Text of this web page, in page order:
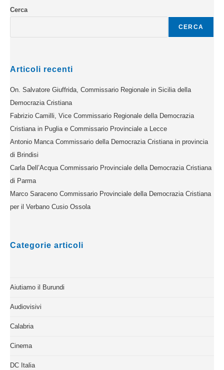
Cerca
CERCA
Articoli recenti
On. Salvatore Giuffrida, Commissario Regionale in Sicilia della
Democrazia Cristiana
Fabrizio Camilli, Vice Commissario Regionale della Democrazia
Cristiana in Puglia e Commissario Provinciale a Lecce
Antonio Manca Commissario della Democrazia Cristiana in provincia
di Brindisi
Carla Dell’Acqua Commissario Provinciale della Democrazia Cristiana
di Parma
Marco Saraceno Commissario Provinciale della Democrazia Cristiana
per il Verbano Cusio Ossola
Categorie articoli
Aiutiamo il Burundi
Audiovisivi
Calabria
Cinema
DC Italia